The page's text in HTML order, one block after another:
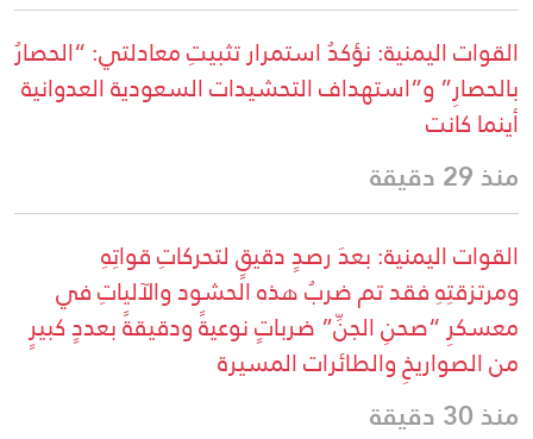
القوات اليمنية: نؤكدُ استمرار تثبيتِ معادلتي: “الحصارُ
بالحصارِ” و”استهداف التحشيدات السعودية العدوانية
أينما كانت
منذ 29 دقيقة
القوات اليمنية: بعدَ رصدٍ دقيقٍ لتحركاتِ قواتِهِ
ومرتزقتِهِ فقد تم ضربُ هذه الحشود والآلياتِ في
معسكرِ “صحنِ الجنِّ” ضرباتٍ نوعيةً ودقيقةً بعددٍ كبيرٍ
من الصواريخِ والطائرات المسيرة
منذ 30 دقيقة